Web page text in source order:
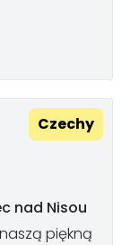
Czechy
nad Nisou
piękną